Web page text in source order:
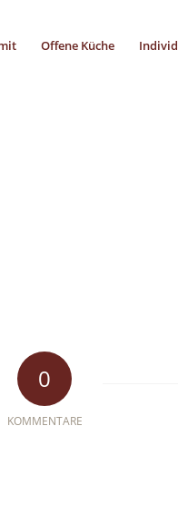
Offene Küche
0
KOMMENTARE